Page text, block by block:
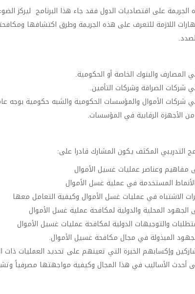
الجريمة على اقتصاديات الدول فقد جاء هذا البرنامج ليركز
اللازمة للتعرف على هذه الجريمة وطرق اكتشافها
المصارف والبنوك الخاصة أو الحكومية.
شركات الصرافة وشركات التأمين.
شركات الأموال والمؤسسات الحكومية والشبه حكومية بوجه
الأجهزة الرقابية في المؤسسات.
التدريبي المكثف يكون المشارك قادرا على:
مفاهيم وعناصر عمليات غسيل الأموال
المستخدمة في عملية غسل الأموال
الاشتباه في عمليات غسل الأموال وكيفية التعامل معها
الجهود المحلية والدولية لمكافحة عملية غسل الأموال
والتوجيهات الدولية لمكافحة عمليات غسيل الأموال
المبذولة في مجال مكافحة غسيل الأموال.
وإكسابهم الخبرة التي تعينهم على تحديد العمليات ذات
أحدث الأساليب في هذا المجال وكيفية مواجهتها مصرفياً